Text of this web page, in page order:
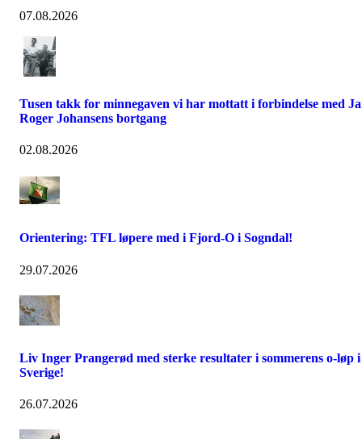
07.08.2026
Tusen takk for minnegaven vi har mottatt i forbindelse med
Roger Johansens bortgang
02.08.2026
Orientering: TFL løpere med i Fjord-O i Sogndal!
29.07.2026
Liv Inger Prangerød med sterke resultater i sommerens o-løp i
Sverige!
26.07.2026